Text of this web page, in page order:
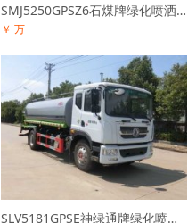
SMJ5250GPSZ6石煤牌绿化喷洒车
￥ 万
SLV5181GPSE神绿通牌绿化喷洒车